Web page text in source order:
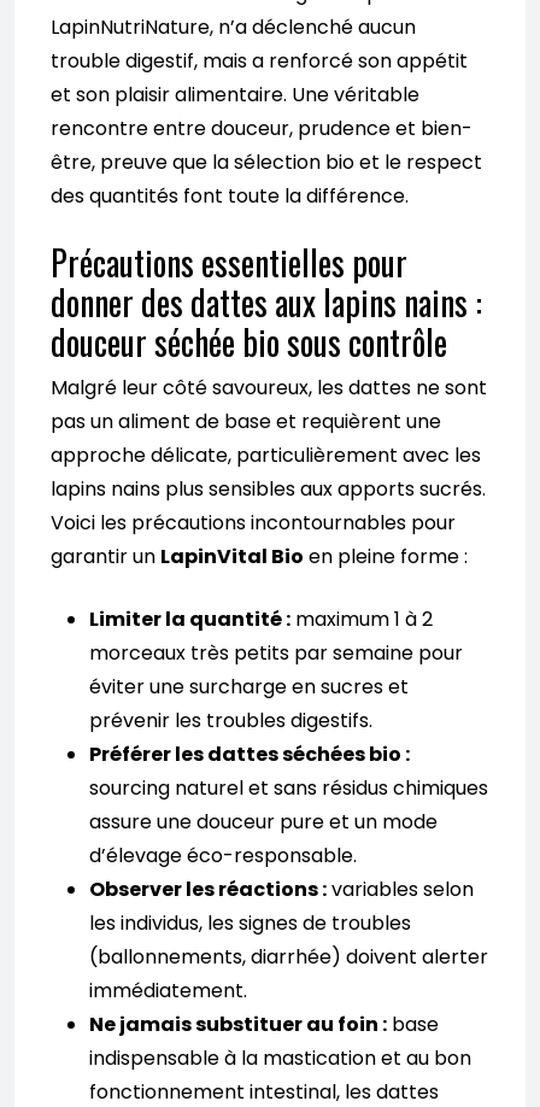
LapinNutriNature, n’a déclenché aucun
trouble digestif, mais a renforcé son appétit
et son plaisir alimentaire. Une véritable
rencontre entre douceur, prudence et bien-
être, preuve que la sélection bio et le respect
des quantités font toute la différence.
Précautions essentielles pour
donner des dattes aux lapins nains :
douceur séchée bio sous contrôle
Malgré leur côté savoureux, les dattes ne sont
pas un aliment de base et requièrent une
approche délicate, particulièrement avec les
lapins nains plus sensibles aux apports sucrés.
Voici les précautions incontournables pour
garantir un LapinVital Bio en pleine forme :
Limiter la quantité : maximum 1 à 2
morceaux très petits par semaine pour
éviter une surcharge en sucres et
prévenir les troubles digestifs.
Préférer les dattes séchées bio :
sourcing naturel et sans résidus chimiques
assure une douceur pure et un mode
d’élevage éco-responsable.
Observer les réactions :variables selon
les individus, les signes de troubles
(ballonnements, diarrhée) doivent alerter
immédiatement.
Ne jamais substituer au foin : base
indispensable à la mastication et au bon
fonctionnement intestinal, les dattes